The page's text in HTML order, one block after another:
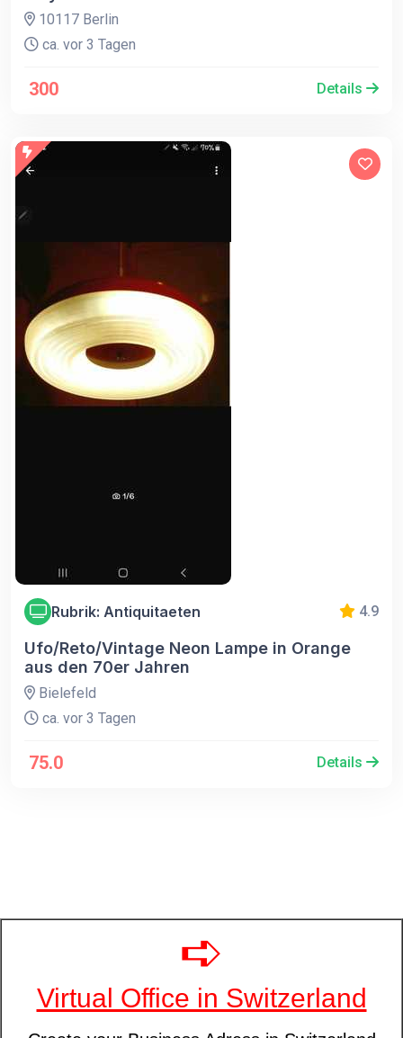
10117 Berlin
ca. vor 3 Tagen
300 Details
Rubrik: Antiquitaeten 4.9
Ufo/Reto/Vintage Neon Lampe in Orange
aus den 70er Jahren
Bielefeld
ca. vor 3 Tagen
75.0 Details